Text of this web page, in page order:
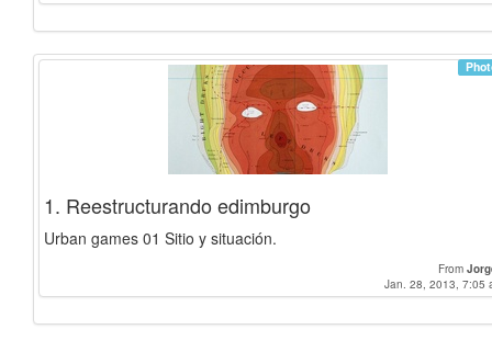
1. Reestructurando edimburgo
Urban games 01 Sitio y situación.
From
Jan. 28, 2013, 7:05